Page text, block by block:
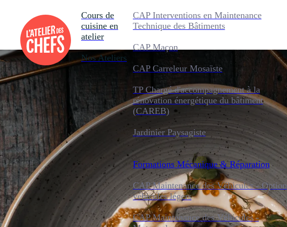
Cours de
cuisine en
atelier
Nos Ateliers
CAP Interventions en Maintenance
Technique des Bâtiments
CAP Maçon
CAP Carreleur Mosaïste
TP Chargé d'accompagnement à la
rénovation énergétique du bâtiment
(CAREB)
Jardinier Paysagiste
Formations Mécanique & Réparation
CAP Maintenance des Véhicules - Option
véhicules légers
CAP Maintenance des Véhicules -